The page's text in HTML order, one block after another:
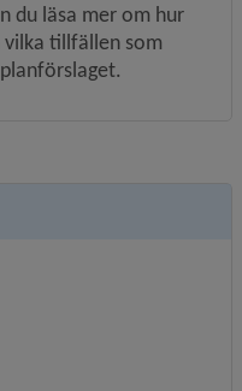
du läsa mer om hur
tillfällen som